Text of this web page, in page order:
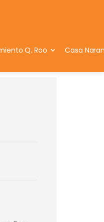
Q. Roo Casa